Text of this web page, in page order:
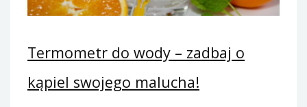
Termometr do wody – zadbaj o
kąpiel swojego malucha!